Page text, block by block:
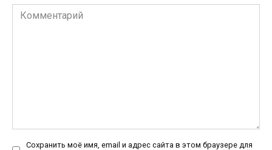
Комментарий
Сохранить моё имя, email и адрес сайта в этом браузере для